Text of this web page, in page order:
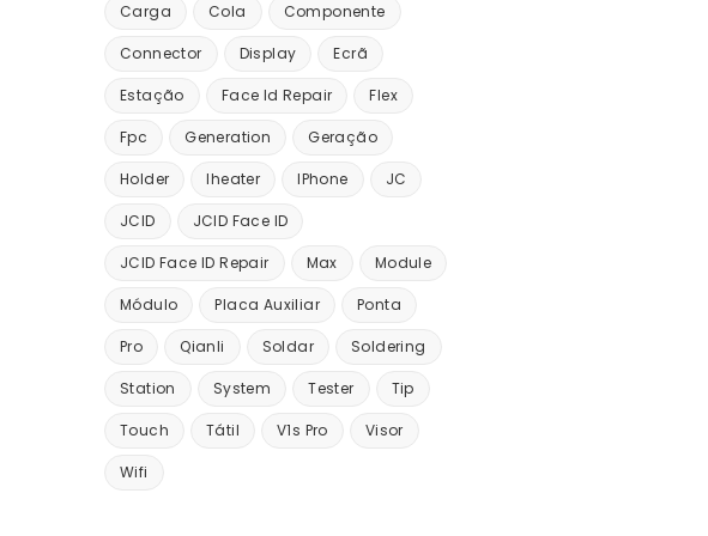
Carga Cola Componente
Connector Display Ecrã
Estação Face Id Repair Flex
Fpc Generation Geração
Holder Iheater IPhone JC
JCID JCID Face ID
JCID Face ID Repair Max Module
Módulo Placa Auxiliar Ponta
Pro Qianli Soldar Soldering
Station System Tester Tip
Touch Tátil V1s Pro Visor
Wifi